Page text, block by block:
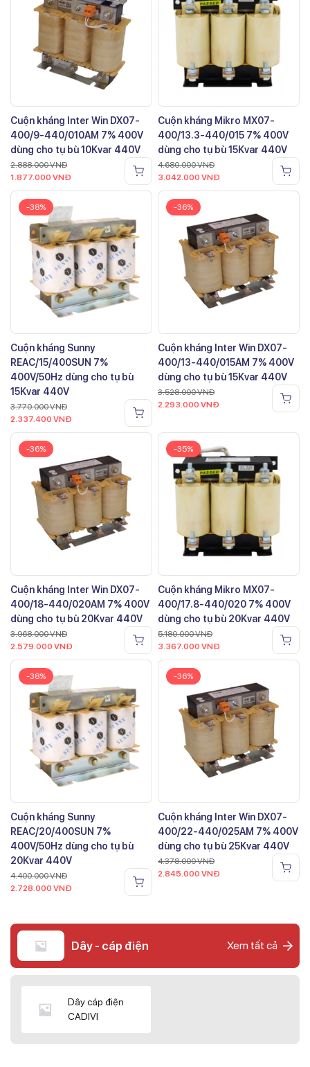
Cuộn kháng Inter Win DX07-
400/9-440/010AM 7% 400V
dùng cho tụ bù 10Kvar 440V
2.888.000VNĐ
1.877.000 VNĐ
Cuộn kháng Mikro MX07-
400/13.3-440/015 7% 400V
dùng cho tụ bù 15Kvar 440V
4.680.000VNĐ
3.042.000 VNĐ
-38%
Cuộn kháng Sunny
REAC/15/400SUN 7%
400V/50Hz dùng cho tụ bù
15Kvar 440V
3.770.000VNĐ
2.337.400 VNĐ
-36%
Cuộn kháng Inter Win DX07-
400/13-440/015AM 7% 400V
dùng cho tụ bù 15Kvar 440V
3.528.000VNĐ
2.293.000 VNĐ
-36%
Cuộn kháng Inter Win DX07-
400/18-440/020AM 7% 400V
dùng cho tụ bù 20Kvar 440V
3.968.000VNĐ
2.579.000 VNĐ
-35%
Cuộn kháng Mikro MX07-
400/17.8-440/020 7% 400V
dùng cho tụ bù 20Kvar 440V
5.180.000VNĐ
3.367.000 VNĐ
-38%
Cuộn kháng Sunny
REAC/20/400SUN 7%
400V/50Hz dùng cho tụ bù
20Kvar 440V
4.400.000VNĐ
2.728.000 VNĐ
-36%
Cuộn kháng Inter Win DX07-
400/22-440/025AM 7% 400V
dùng cho tụ bù 25Kvar 440V
4.378.000VNĐ
2.845.000 VNĐ
Dây - cáp điện Xem tất cả
Dây cáp điện
CADIVI